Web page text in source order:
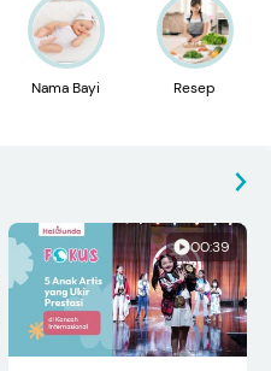
Nama Bayi Resep
00:39